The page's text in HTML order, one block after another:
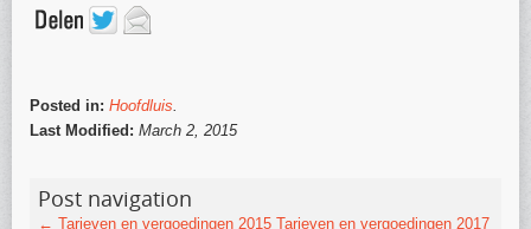
Posted in: Hoofdluis.
Last Modified: March 2, 2015
Post navigation
← Tarieven en vergoedingen 2015 Tarieven en vergoedingen 2017